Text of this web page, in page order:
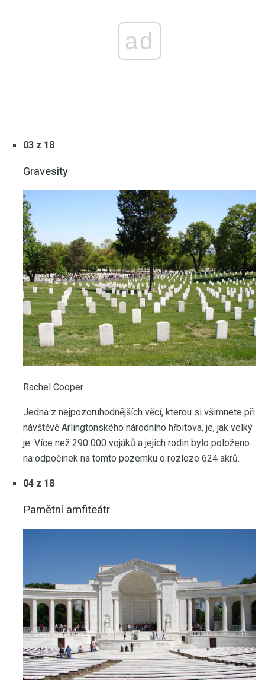
ad
03 z 18
Gravesity
Rachel Cooper
Jedna z nejpozoruhodnějších věcí, kterou si všimnete při
návštěvě Arlingtonského národního hřbitova, je, jak velký
je. Více než 290 000 vojáků a jejich rodin bylo položeno
na odpočinek na tomto pozemku o rozloze 624 akrů.
04 z 18
Pamětní amfiteátr